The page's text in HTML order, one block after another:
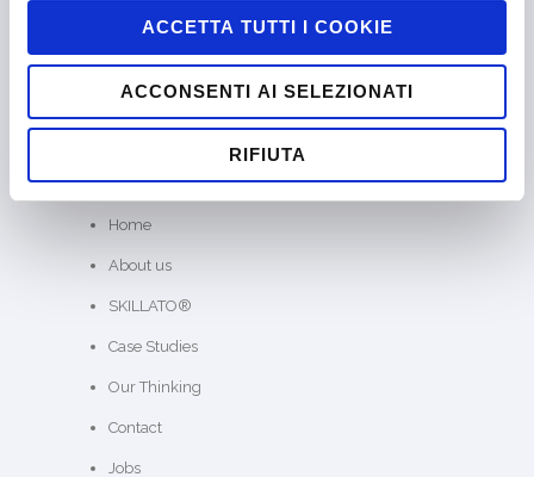
ACCETTA TUTTI I COOKIE
ACCONSENTI AI SELEZIONATI
RIFIUTA
Home
About us
SKILLATO®
Case Studies
Our Thinking
Contact
Jobs